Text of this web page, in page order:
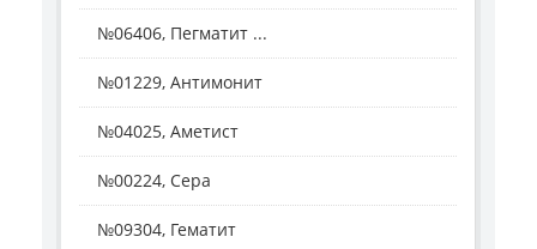
№06406, Пегматит ...
№01229, Антимонит
№04025, Аметист
№00224, Сера
№09304, Гематит